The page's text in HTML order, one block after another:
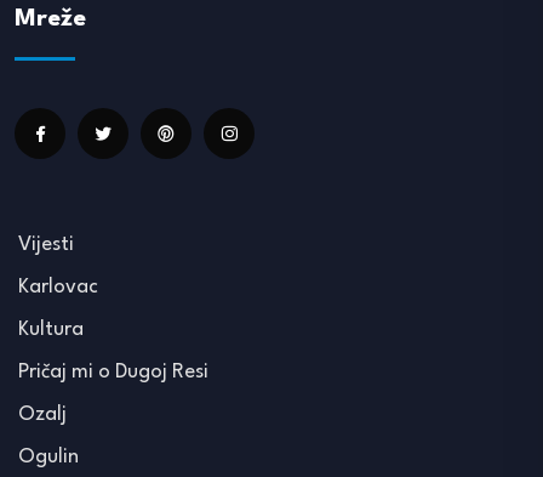
Mreže
Vijesti
Karlovac
Kultura
Pričaj mi o Dugoj Resi
Ozalj
Ogulin